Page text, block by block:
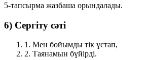
5-тапсырма жазбаша орындалады.
6) Сергіту сәті
1. Мен бойымды тік ұстап,
2. Таянамын бүйірді.